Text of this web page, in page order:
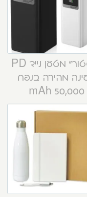
“קסטור” מטען נייד PD
מהירה בנפח
50,000 mAh